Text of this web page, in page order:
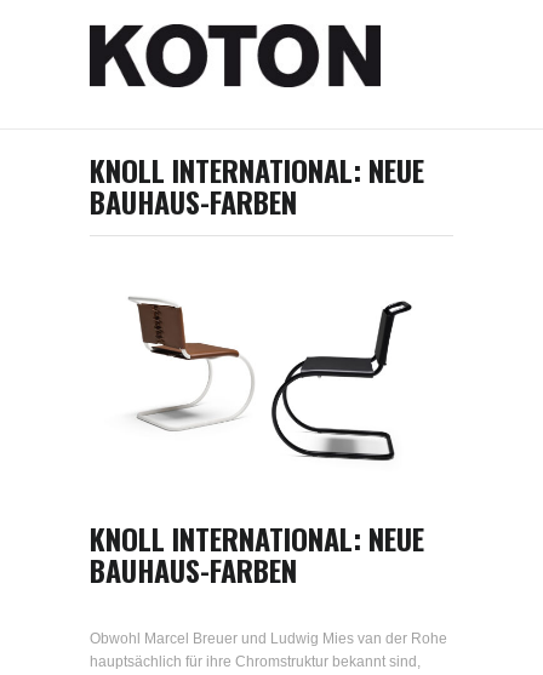
KNOLL INTERNATIONAL: NEUE
BAUHAUS-FARBEN
KNOLL INTERNATIONAL: NEUE
BAUHAUS-FARBEN
Obwohl Marcel Breuer und Ludwig Mies van der Rohe
hauptsächlich für ihre Chromstruktur bekannt sind,